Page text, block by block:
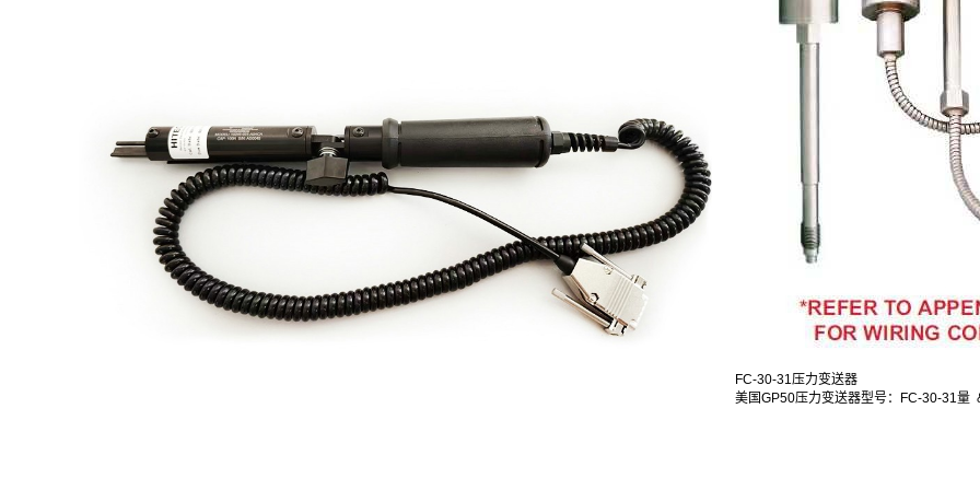
FC-30-31压力变送器
美国GP50压力变送器型号：FC-30-31量